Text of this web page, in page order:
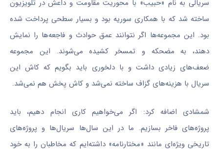
سریالی به نام «حبیب» با محوریت مقاومت و داعش در تلویزیون
ساخته شد که با همکاری سوریه بود و بسیار سطحی پرداخت شده
بود. این مجموعه‌ها اگر نتوانند عمق حوادث و فاجعه‌ها را نمایش
دهند، به مضحکه و تمسخر کشیده می‌شوند. این مجموعه
ضعف‌های زیادی داشت و با دلخوری باید بگویم که کاش این
سریال با هزینه‌های گزاف ساخته نمی‌شد و کاش پخش هم نمی‌شد.
شمشادی اضافه کرد: اگر می‌خواهیم کاری انجام دهیم، باید
پروژه‌های فاخر بسازیم. ما در این سال‌ها سریال‌ها و پروژه‌های
تاریخی ویژه‌ای مانند «مختارنامه» داشته‌ایم که مخاطبان را به خود